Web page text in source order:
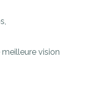
vision